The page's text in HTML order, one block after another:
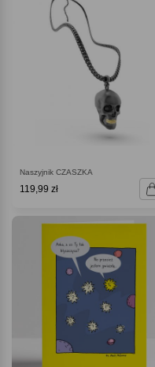
Naszyjnik CZASZKA
119,99 zł